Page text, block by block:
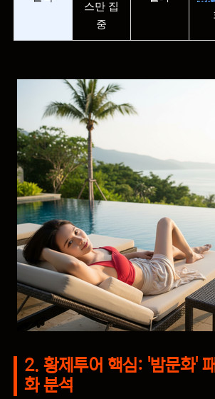
스만 집
중
2. 황제투어 핵심: '밤문화'
화 분석